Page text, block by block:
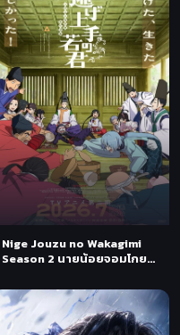
Nige Jouzu no Wakagimi
Season 2 นายน้อยจอมโกย
(ภาค2) ตอนที่ 1 ซับไทย